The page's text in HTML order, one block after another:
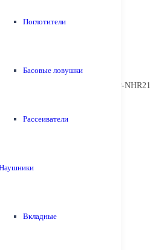
Поглотители
Басовые ловушки
Рассеиватели
Вкладные
наушники-вкладыши Radius HP-